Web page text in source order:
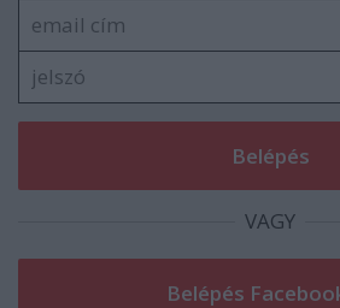
VAGY